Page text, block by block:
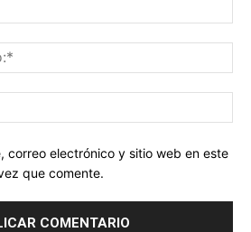
correo electrónico y sitio web en este
que comente.